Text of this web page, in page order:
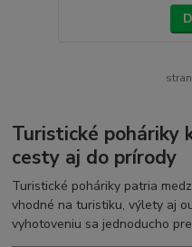
Turistické poháriky
cesty aj do prírody
Turistické poháriky patria
vhodné na turistiku, výlety aj
vyhotoveniu sa jednoducho